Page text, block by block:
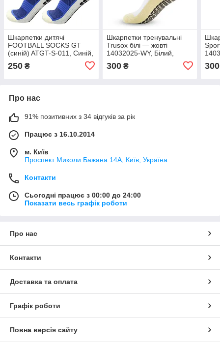
Шкарпетки дитячі
FOOTBALL SOCKS GT
(синій) ATGT-S-011, Синій,
250 ₴
Шкарпетки тренувальні
Trusox білі — жовті
14032025-WY, Білий,
300₴ 300
Про нас
91% позитивних з 34 відгуків за рік
Працює з 16.10.2014
м. Київ
Проспект Миколи Бажана 14А, Київ, Україна
Контакти
Сьогодні працює з 00:00 до 24:00
Показати весь графік роботи
Про нас
Контакти
Доставка та оплата
Графік роботи
Повна версія сайту